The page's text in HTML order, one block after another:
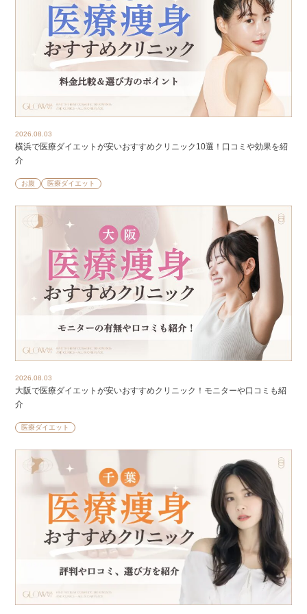
2026.08.03
横浜で医療ダイエットが安いおすすめクリニック10選！口コミや効果を紹
介
お腹 医療ダイエット
2026.08.03
大阪で医療ダイエットが安いおすすめクリニック！モニターや口コミも紹
介
医療ダイエット